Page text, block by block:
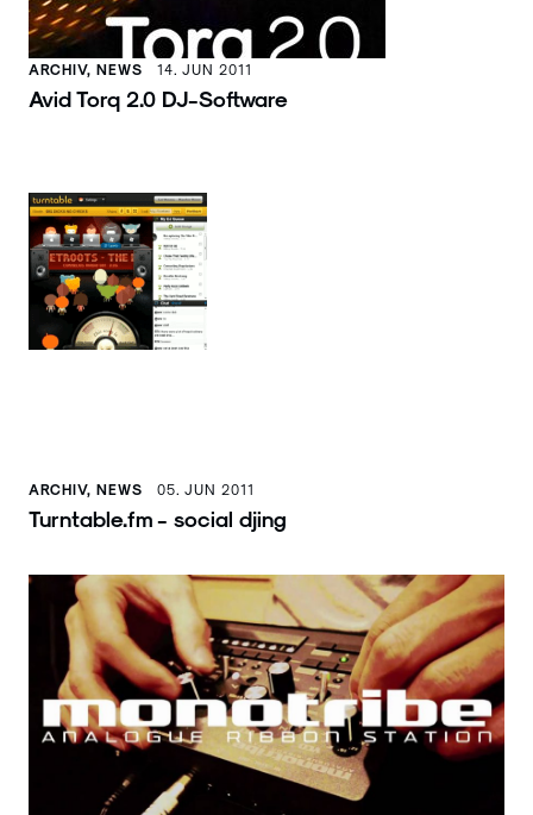
ARCHIV, NEWS 14. JUN 2011
Avid Torq 2.0 DJ-Software
ARCHIV, NEWS 05. JUN 2011
Turntable.fm - social djing